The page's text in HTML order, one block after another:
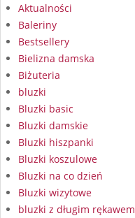
Aktualności
Baleriny
Bestsellery
Bielizna damska
Biżuteria
bluzki
Bluzki basic
Bluzki damskie
Bluzki hiszpanki
Bluzki koszulowe
Bluzki na co dzień
Bluzki wizytowe
bluzki z długim rękawem